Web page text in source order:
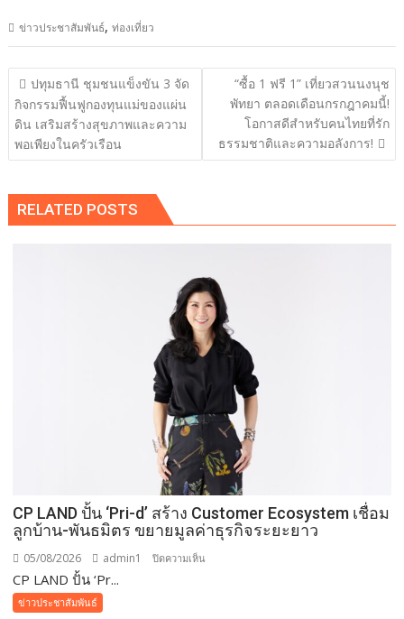
ข่าวประชาสัมพันธ์,ท่องเที่ยว
แนะแนว
เรื่อง
ปทุมธานี ชุมชนแข็งขัน 3 จัด
กิจกรรมฟื้นฟูกองทุนแม่ของแผ่น
ดิน เสริมสร้างสุขภาพและความ
พอเพียงในครัวเรือน
“ซื้อ 1 ฟรี 1” เที่ยวสวนนงนุช
พัทยา ตลอดเดือนกรกฎาคมนี้!
โอกาสดีสำหรับคนไทยที่รัก
ธรรมชาติและความอลังการ!
RELATED POSTS
CP LAND ปั้น ‘Pri-d’ สร้าง Customer Ecosystem เชื่อม
ลูกบ้าน-พันธมิตร ขยายมูลค่าธุรกิจระยะยาว
05/08/2026 admin1 ปิดความเห็น
CP LAND ปั้น ‘Pr...
ข่าวประชาสัมพันธ์